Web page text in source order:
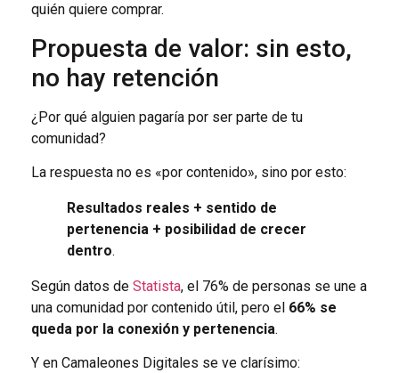
quién quiere comprar.
Propuesta de valor: sin esto,
no hay retención
¿Por qué alguien pagaría por ser parte de tu
comunidad?
La respuesta no es «por contenido», sino por esto:
Resultados reales + sentido de
pertenencia + posibilidad de crecer
dentro.
Según datos de Statista, el 76% de personas se une a
una comunidad por contenido útil, pero el 66% se
queda por la conexión y pertenencia.
Y en Camaleones Digitales se ve clarísimo: